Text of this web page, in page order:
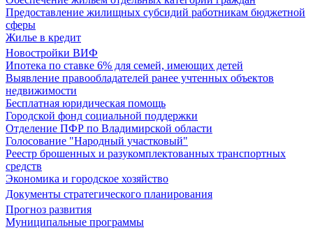
Предоставление жилищных субсидий работникам бюджетной
сферы
Жилье в кредит
Новостройки ВИФ
Ипотека по ставке 6% для семей, имеющих детей
Выявление правообладателей ранее учтенных объектов
недвижимости
Бесплатная юридическая помощь
Городской фонд социальной поддержки
Отделение ПФР по Владимирской области
Голосование "Народный участковый"
Реестр брошенных и разукомплектованных транспортных
средств
Экономика и городское хозяйство
Документы стратегического планирования
Прогноз развития
Муниципальные программы